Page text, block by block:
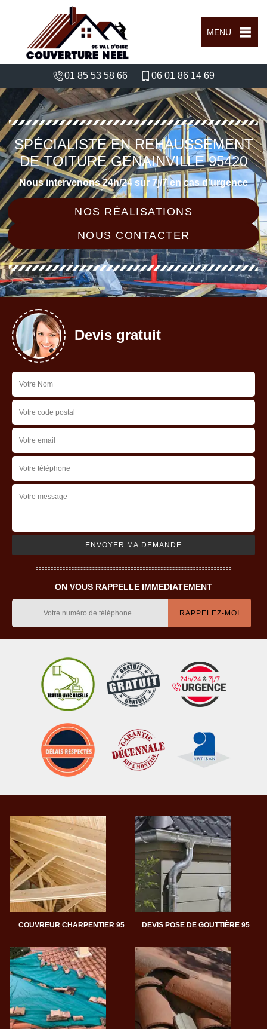
MENU
01 85 53 58 66 06 01 86 14 69
SPÉCIALISTE EN REHAUSSEMENT
DE TOITURE GENAINVILLE 95420
Nous intervenons 24h/24 sur 7j/7 en cas d'urgence
NOS RÉALISATIONS
NOUS CONTACTER
Devis gratuit
ON VOUS RAPPELLE IMMEDIATEMENT
COUVREUR CHARPENTIER 95 DEVIS POSE DE GOUTTIÈRE 95